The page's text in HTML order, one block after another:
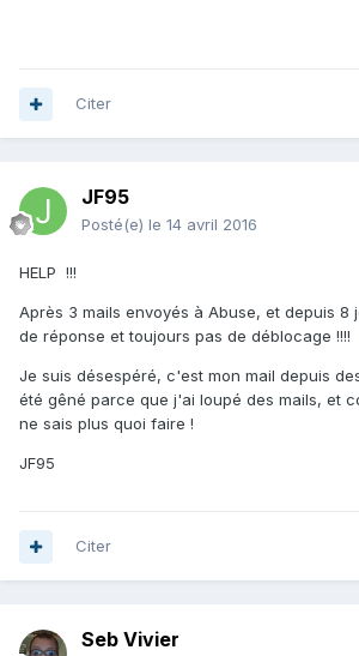
Citer
JF95
Posté(e) le 14 avril 2016
HELP !!!
Après 3 mails envoyés à Abuse, et depuis 8
de réponse et toujours pas de déblocage !!!!
Je suis désespéré, c'est mon mail depuis
été gêné parce que j'ai loupé des mails, et
ne sais plus quoi faire !
JF95
Citer
Seb Vivier